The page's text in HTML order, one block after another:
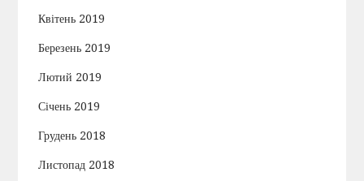
Квітень 2019
Березень 2019
Лютий 2019
Січень 2019
Грудень 2018
Листопад 2018